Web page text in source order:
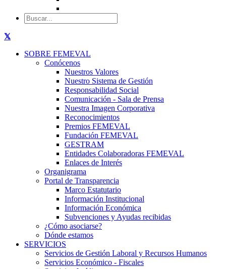
SOBRE FEMEVAL
Conócenos
Nuestros Valores
Nuestro Sistema de Gestión
Responsabilidad Social
Comunicación - Sala de Prensa
Nuestra Imagen Corporativa
Reconocimientos
Premios FEMEVAL
Fundación FEMEVAL
GESTRAM
Entidades Colaboradoras FEMEVAL
Enlaces de Interés
Organigrama
Portal de Transparencia
Marco Estatutario
Información Institucional
Información Económica
Subvenciones y Ayudas recibidas
¿Cómo asociarse?
Dónde estamos
SERVICIOS
Servicios de Gestión Laboral y Recursos Humanos
Servicios Económico - Fiscales